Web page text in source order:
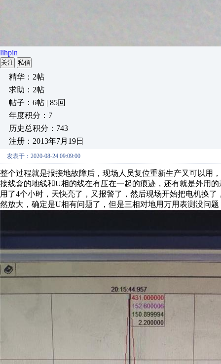
lihpin
关注 私信
精华：2帖
求助：2帖
帖子：6帖 | 85回
年度积分：7
历史总积分：743
注册：2013年7月19日
发表于：2020-08-24 09:09:00
整个过程就是报接地故障后，现场人员复位重新生产又可以用
接线盒的地线和U相的线在有压在一起的痕迹，还有就是外用
用了4个小时，天快亮了，又报警了，然后现场开始把电机换
然放大，确定是U相有问题了，但是三相对地用万用表测没问